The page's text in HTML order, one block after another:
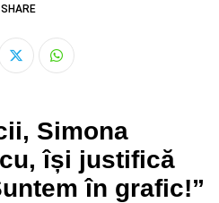
SHARE
Whatsapp
Simona
își justifică
în grafic!”